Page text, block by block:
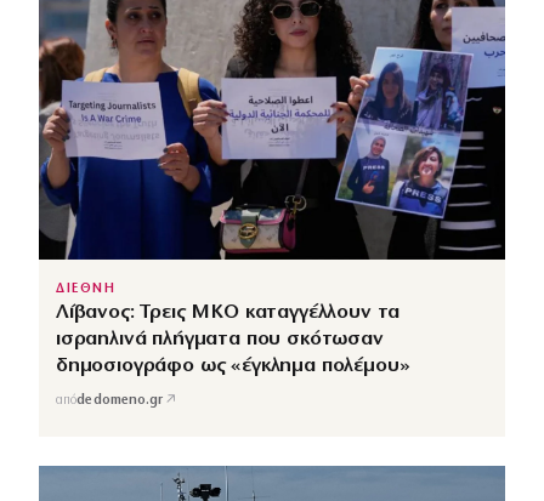
ΔΙΕΘΝΗ
Λίβανος: Τρεις ΜΚΟ καταγγέλλουν τα
ισραηλινά πλήγματα που σκότωσαν
δημοσιογράφο ως «έγκλημα πολέμου»
απόdedomeno.gr ↗